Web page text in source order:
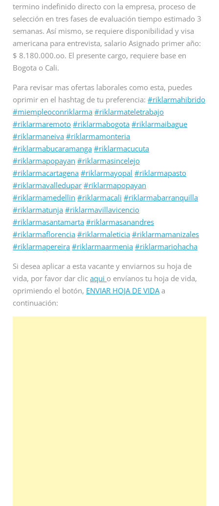
termino indefinido directo con la empresa, proceso de
selección en tres fases de evaluación tiempo estimado 3
semanas. Así mismo, se requiere disponibilidad y visa
americana para entrevista, salario Asignado primer año:
$ 8.180.000.oo. El presente cargo, requiere base en
Bogota o Cali.
Para revisar mas ofertas laborales como esta, puedes
oprimir en el hashtag de tu preferencia:#riklarmahibrido
#miempleoconriklarma #riklarmateletrabajo
#riklarmaremoto #riklarmabogota #riklarmaibague
#riklarmaneiva #riklarmamonteria
#riklarmabucaramanga #riklarmacucuta
#riklarmapopayan #riklarmasincelejo
#riklarmacartagena #riklarmayopal #riklarmapasto
#riklarmavalledupar #riklarmapopayan
#riklarmamedellin #riklarmacali #riklarmabarranquilla
#riklarmatunja #riklarmavillavicencio
#riklarmasantamarta #riklarmasanandres
#riklarmaflorencia #riklarmaleticia #riklarmamanizales
#riklarmapereira #riklarmaarmenia #riklarmariohacha
Si desea aplicar a esta vacante y enviarnos su hoja de
vida, por favor dar clicaqui o envíanos tu hoja de vida,
oprimiendo el botón, ENVIAR HOJA DE VIDAa
continuación: